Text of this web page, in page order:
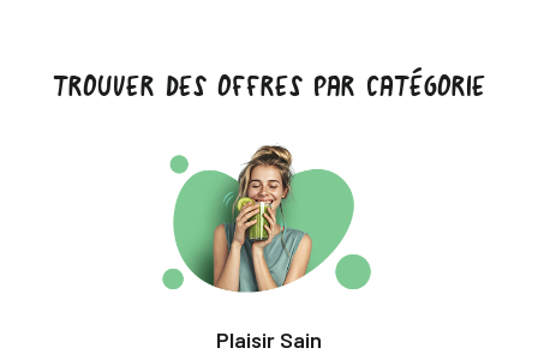
TROUVER DES OFFRES PAR CATÉGORIE
Plaisir Sain